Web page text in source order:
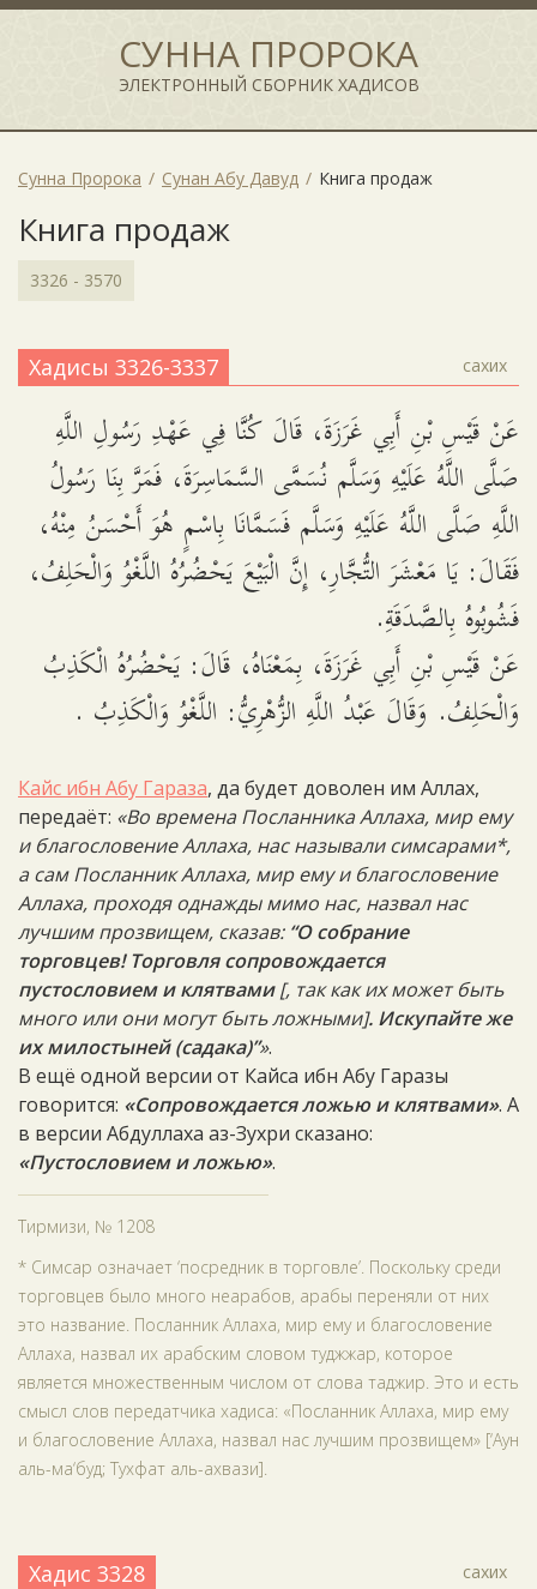
СУННА ПРОРОКА
ЭЛЕКТРОННЫЙ СБОРНИК ХАДИСОВ
Сунна Пророка Сунан Абу Давуд Книга продаж
Книга продаж
3326 - 3570
Хадисы 3326-3337 сахих
عَنْ قَيْسِ بْنِ أَبِي غَرَزَةَ، قَالَ كُنَّا فِي عَهْدِ رَسُولِ اللَّهِ
صَلَّى اللَّهُ عَلَيْهِ وَسَلَّم نُسَمَّى السَّمَاسِرَةَ، فَمَرَّ بِنَا رَسُولُ
اللَّهِ صَلَّى اللَّهُ عَلَيْهِ وَسَلَّم فَسَمَّانَا بِاسْمٍ هُوَ أَحْسَنُ مِنْهُ،
فَقَالَ: يَا مَعْشَرَ التُّجَّارِ، إِنَّ الْبَيْعَ يَحْضُرُهُ اللَّغْوُ وَالْحَلِفُ،
فَشُوبُوهُ بِالصَّدَقَةِ.
عَنْ قَيْسِ بْنِ أَبِي غَرَزَةَ، بِمَعْنَاهُ، قَالَ: يَحْضُرُهُ الْكَذِبُ
وَالْحَلِفُ. وَقَالَ عَبْدُ اللَّهِ الزُّهْرِيُّ: اللَّغْوُ وَالْكَذِبُ .
Кайс ибн Абу Гараза, да будет доволен им Аллах,
передаёт: «Во времена Посланника Аллаха, мир ему
и благословение Аллаха, нас называли симсарами*,
а сам Посланник Аллаха, мир ему и благословение
Аллаха, проходя однажды мимо нас, назвал нас
лучшим прозвищем, сказав: “О собрание
торговцев! Торговля сопровождается
пустословием и клятвами[, так как их может быть
много или они могут быть ложными]. Искупайте же
их милостыней (садака)”».
В ещё одной версии от Кайса ибн Абу Гаразы
говорится: «Сопровождается ложью и клятвами». А
в версии Абдуллаха аз-Зухри сказано:
«Пустословием и ложью».
Тирмизи, № 1208
* Симсар означает ‘посредник в торговле’. Поскольку среди
торговцев было много неарабов, арабы переняли от них
это название. Посланник Аллаха, мир ему и благословение
Аллаха, назвал их арабским словом туджжар, которое
является множественным числом от слова таджир. Это и есть
смысл слов передатчика хадиса: «Посланник Аллаха, мир ему
и благословение Аллаха, назвал нас лучшим прозвищем» [‘Аун
аль-ма‘буд; Тухфат аль-ахвази].
Хадис 3328 сахих